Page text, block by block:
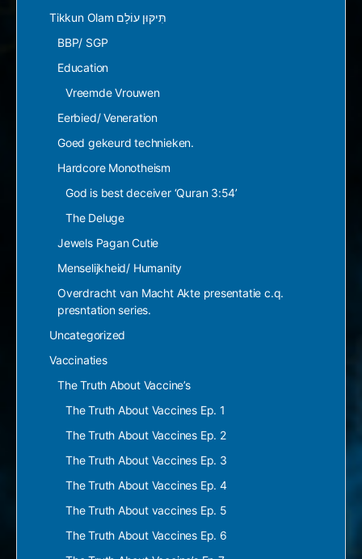
Tikkun Olam תִּיקּוּן עוֹלָם
BBP/ SGP
Education
Vreemde Vrouwen
Eerbied/ Veneration
Goed gekeurd technieken.
Hardcore Monotheism
God is best deceiver ‘Quran 3:54’
The Deluge
Jewels Pagan Cutie
Menselijkheid/ Humanity
Overdracht van Macht Akte presentatie c.q.
presntation series.
Uncategorized
Vaccinaties
The Truth About Vaccine’s
The Truth About Vaccines Ep. 1
The Truth About Vaccines Ep. 2
The Truth About Vaccines Ep. 3
The Truth About Vaccines Ep. 4
The Truth About vaccines Ep. 5
The Truth About Vaccines Ep. 6